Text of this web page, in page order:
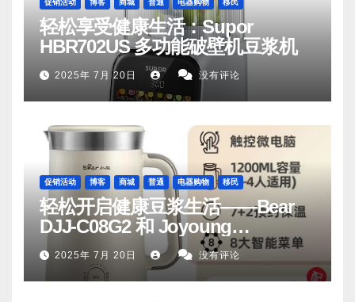
轻松享受健康生活：Supor
HBR702US 多功能破壁机豆浆机
2025年 7月 20日 没有评论
促销活动 博客 商城 普通 电器购物 移民
轻松开启健康豆浆生活——Bear
DJJ‑C08G2 和 Joyoung
DJ06M‑D53，你值得拥有
2025年 7月 20日 没有评论